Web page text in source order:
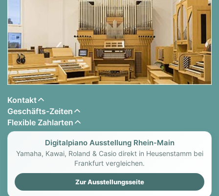
Kontakt
Geschäfts-Zeiten
Flexible Zahlarten
Digitalpiano Ausstellung Rhein-Main
Yamaha, Kawai, Roland & Casio direkt in Heusenstamm bei
Frankfurt vergleichen.
Zur Ausstellungsseite